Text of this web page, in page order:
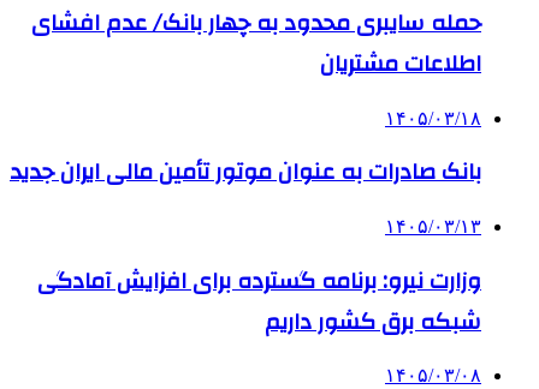
حمله سایبری محدود به چهار بانک/ عدم افشای
اطلاعات مشتریان
۱۴۰۵/۰۳/۱۸
بانک صادرات به‌ عنوان موتور تأمین مالی ایران جدید
۱۴۰۵/۰۳/۱۳
وزارت نیرو: برنامه‌ گسترده برای افزایش آمادگی
شبکه برق کشور داریم
۱۴۰۵/۰۳/۰۸